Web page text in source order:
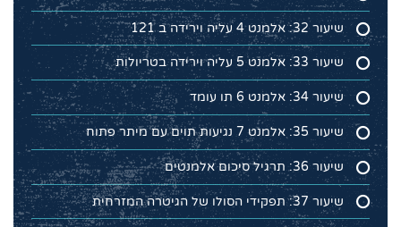
שיעור 32: אלמנט 4 עליה וירידה ב 121
שיעור 33: אלמנט 5 עליה וירידה בטריולות
שיעור 34: אלמנט 6 תו עומד
שיעור 35: אלמנט 7 נגיעות תוים עם מיתר פתוח
שיעור 36: תרגיל סיכום אלמנטים
שיעור 37: תפקידי הסולו של הגיטרה המזרחית